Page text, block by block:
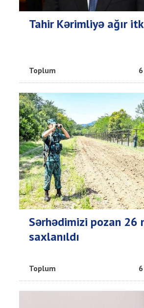
Tahir Kərimliyə ağır
Toplum
Sərhədimizi pozan 26
saxlanıldı
Toplum